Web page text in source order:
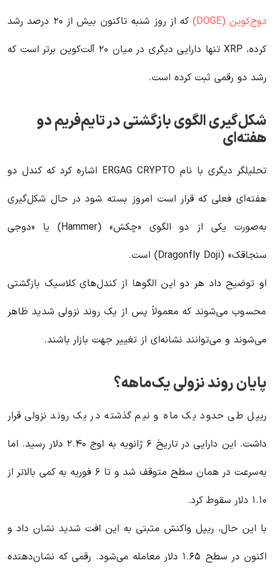
دوج‌کوین (DOGE)
که از روز شنبه تاکنون بیش از ۲۰ درصد رشد
کرده، XRP تنها دارایی دیگری در میان ۲۰ آلت‌کوین برتر است که
رشد دو رقمی ثبت کرده است.
شکل‌گیری الگوی بازگشتی در تایم‌فریم دو
هفته‌ای
تحلیلگر دیگری با نام ERGAG CRYPTO اشاره کرد که کندل دو
هفته‌ای فعلی که قرار است امروز بسته شود در حال شکل‌گیری
به‌صورت یکی از دو الگوی «چکش» (Hammer) یا «دوجی
سنجاقک» (Dragonfly Doji) است.
او توضیح داد هر دو این الگوها از کندل‌های کلاسیک بازگشتی
محسوب می‌شوند که معمولاً پس از یک روند نزولی شدید ظاهر
می‌شوند و می‌توانند نشانه‌ای از تغییر جهت بازار باشند.
پایان روند نزولی یک‌ماهه؟
ریپل طی حدود یک ماه و نیم گذشته در یک روند نزولی قرار
داشت. این دارایی در تاریخ ۶ ژانویه به اوج ۲.۴۰ دلار رسید. اما
به‌سرعت در همان سطح متوقف شد و تا ۶ فوریه به کمی بالاتر از
۱.۱۰ دلار سقوط کرد.
با این حال، ریپل واکنش مثبتی به این افت شدید نشان داد و
اکنون در سطح ۱.۶۵ دلار معامله می‌شود. رقمی که نشان‌دهنده